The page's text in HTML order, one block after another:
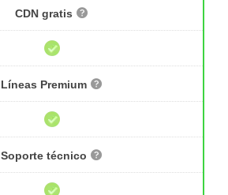
CDN gratis
Líneas Premium
Soporte técnico